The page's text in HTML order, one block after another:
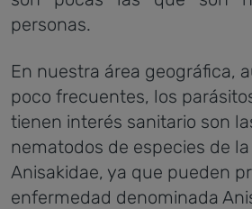
personas.
En nuestra área geográfica,
poco frecuentes, los
tienen interés sanitario son
nematodos de especies de
Anisakidae, ya que pueden
enfermedad denominada